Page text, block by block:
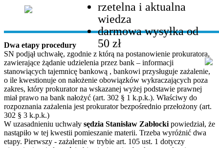
rzetelna i aktualna
wiedza
darmowa wysyłka od
50 zł
Dwa etapy procedury
SN podjął uchwałę, zgodnie z którą na postanowienie prokuratora,
zawierające żądanie udzielenia przez bank – informacji
stanowiących tajemnicę bankową , bankowi przysługuje zażalenie,
o ile kwestionuje on nałożenie obowiązków wykraczających poza
zakres, który prokurator na wskazanej wyżej podstawie prawnej
miał prawo na bank nałożyć (art. 302 § 1 k.p.k.). Właściwy do
rozpoznania zażalenia jest prokurator bezpośrednio przełożony (art.
302 § 3 k.p.k.)
W uzasadnieniu uchwały sędzia Stanisław Zabłockipowiedział, że
nastąpiło w tej kwestii pomieszanie materii. Trzeba wyróżnić dwa
etapy. Pierwszy - zażalenie w trybie art. 105 ust. 1 dotyczy